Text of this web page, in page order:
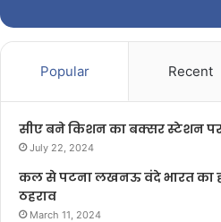
Popular Recent
सीए बने किशन का बक्सर स्टेशन
July 22, 2024
कल से पटना लखनऊ वंदे भारत का
ठहराव
March 11, 2024